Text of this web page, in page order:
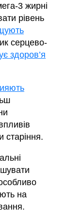
3 жирні
рівень
серцево-
здоров’я
старіння.
на